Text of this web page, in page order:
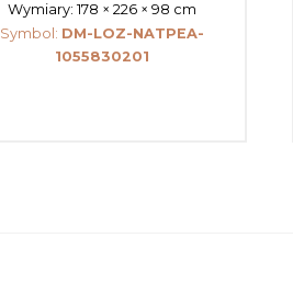
Wymiary:178 × 226 × 98 cm
Symbol: DM-LOZ-NATPEA-
1055830201